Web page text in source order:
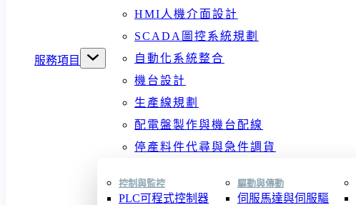
服務項目
HMI人機介面設計
SCADA圖控系統規劃
自動化系統整合
機台設計
生產線規劃
配電盤製作與機台配線
停產料件代尋與急件調貨
控制與監控
PLC可程式控制器
驅動與傳動
伺服馬達與伺服驅